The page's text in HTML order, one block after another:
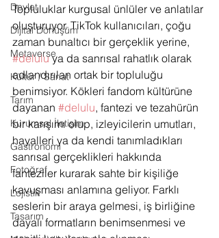
Devlet
Dijital Dönüşüm
Metaverse
Kültür / Sanat
Tarım
Kurumsal İletişim
Gastronomi
Fotoğraf
Lojistik
Tasarım
Topluluklar kurgusal ünlüler ve anlatılar
oluşturuyor. TikTok kullanıcıları, çoğu
zaman bunaltıcı bir gerçeklik yerine,
#delulu ya da sanrısal rahatlık olarak
adlandırılan ortak bir topluluğu
benimsiyor. Kökleri fandom kültürüne
dayanan #delulu, fantezi ve tezahürün
bir karışımı olup, izleyicilerin umutları,
hayalleri ya da kendi tanımladıkları
sanrısal gerçeklikleri hakkında
fanteziler kurarak sahte bir kişiliğe
kavuşması anlamına geliyor. Farklı
seslerin bir araya gelmesi, iş birliğine
dayalı formatların benimsenmesi ve